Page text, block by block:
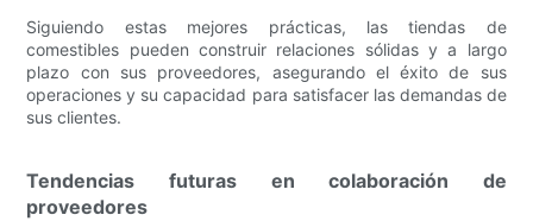
Siguiendo estas mejores prácticas, las tiendas de
comestibles pueden construir relaciones sólidas y a largo
plazo con sus proveedores, asegurando el éxito de sus
operaciones y su capacidad para satisfacer las demandas de
sus clientes.
Tendencias futuras en colaboración de
proveedores